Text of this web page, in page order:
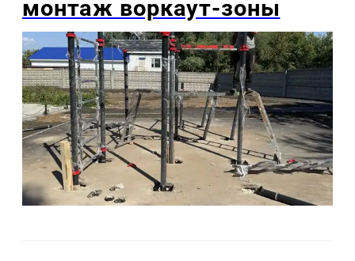
монтаж воркаут-зоны